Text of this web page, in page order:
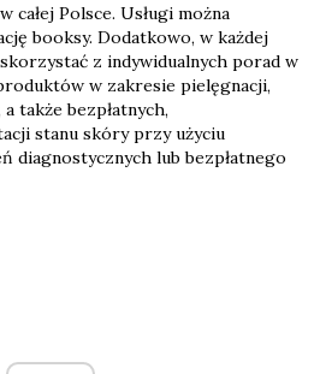
całej Polsce. Usługi można
booksy. Dodatkowo, w każdej
z indywidualnych porad w
w zakresie pielęgnacji,
także bezpłatnych,
stanu skóry przy użyciu
diagnostycznych lub bezpłatnego